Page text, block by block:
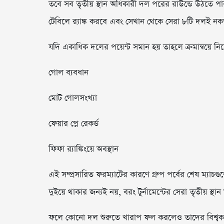
তবে সব তৃতীয় স্থান অধিকারী দল পরের রাউন্ডে উঠতে
টেবিলে র‌্যাঙ্ক করবে এবং সেখান থেকে সেরা ৮টি দলই
যদি একাধিক দলের পয়েন্ট সমান হয় তাহলে ক্রমান্বয়ে
গোল ব্যবধান
মোট গোলসংখ্যা
ফেয়ার প্লে রেকর্ড
ফিফা র‌্যাঙ্কিংয়ে অবস্থান
এই সম্প্রসারিত ফরম্যাটের কারণে গ্রুপ পর্বের শেষ
দুইয়ে থাকার জন্যই নয়, বরং টুর্নামেন্টের সেরা তৃতীয়
ফলে কোনো দল শুরুতে খারাপ ফল করলেও তাদের বিশ্বকাপ